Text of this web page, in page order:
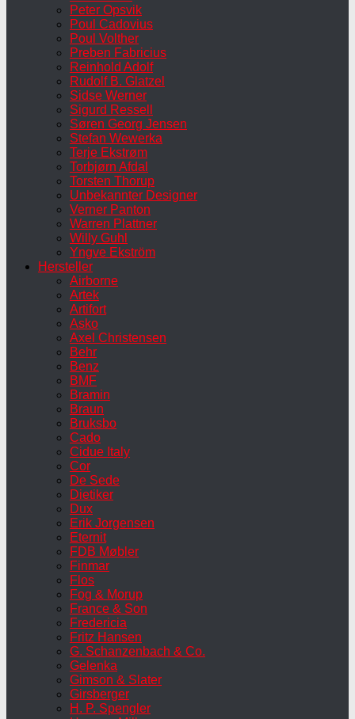
Peter Opsvik
Poul Cadovius
Poul Volther
Preben Fabricius
Reinhold Adolf
Rudolf B. Glatzel
Sidse Werner
Sigurd Ressell
Søren Georg Jensen
Stefan Wewerka
Terje Ekstrøm
Torbjørn Afdal
Torsten Thorup
Unbekannter Designer
Verner Panton
Warren Plattner
Willy Guhl
Yngve Ekström
Hersteller
Airborne
Artek
Artifort
Asko
Axel Christensen
Behr
Benz
BMF
Bramin
Braun
Bruksbo
Cado
Cidue Italy
Cor
De Sede
Dietiker
Dux
Erik Jorgensen
Eternit
FDB Møbler
Finmar
Flos
Fog & Morup
France & Son
Fredericia
Fritz Hansen
G. Schanzenbach & Co.
Gelenka
Gimson & Slater
Girsberger
H. P. Spengler